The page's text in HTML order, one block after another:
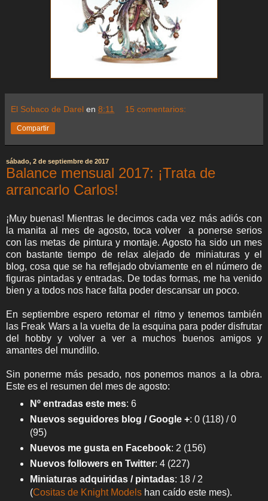
El Sobaco de Darel en 8:11 15 comentarios:
Compartir
sábado, 2 de septiembre de 2017
Balance mensual 2017: ¡Trata de
arrancarlo Carlos!
¡Muy buenas! Mientras le decimos cada vez más adiós con
la manita al mes de agosto, toca volver a ponerse serios
con las metas de pintura y montaje. Agosto ha sido un mes
con bastante tiempo de relax alejado de miniaturas y el
blog, cosa que se ha reflejado obviamente en el número de
figuras pintadas y entradas. De todas formas, me ha venido
bien y a todos nos hace falta poder descansar un poco.
En septiembre espero retomar el ritmo y tenemos también
las Freak Wars a la vuelta de la esquina para poder disfrutar
del hobby y volver a ver a muchos buenos amigos y
amantes del mundillo.
Sin ponerme más pesado, nos ponemos manos a la obra.
Este es el resumen del mes de agosto:
Nº entradas este mes: 6
Nuevos seguidores blog / Google +: 0 (118) / 0
(95)
Nuevos me gusta en Facebook: 2 (156)
Nuevos followers en Twitter: 4 (227)
Miniaturas adquiridas / pintadas: 18 / 2
(Cositas de Knight Modelshan caído este mes).